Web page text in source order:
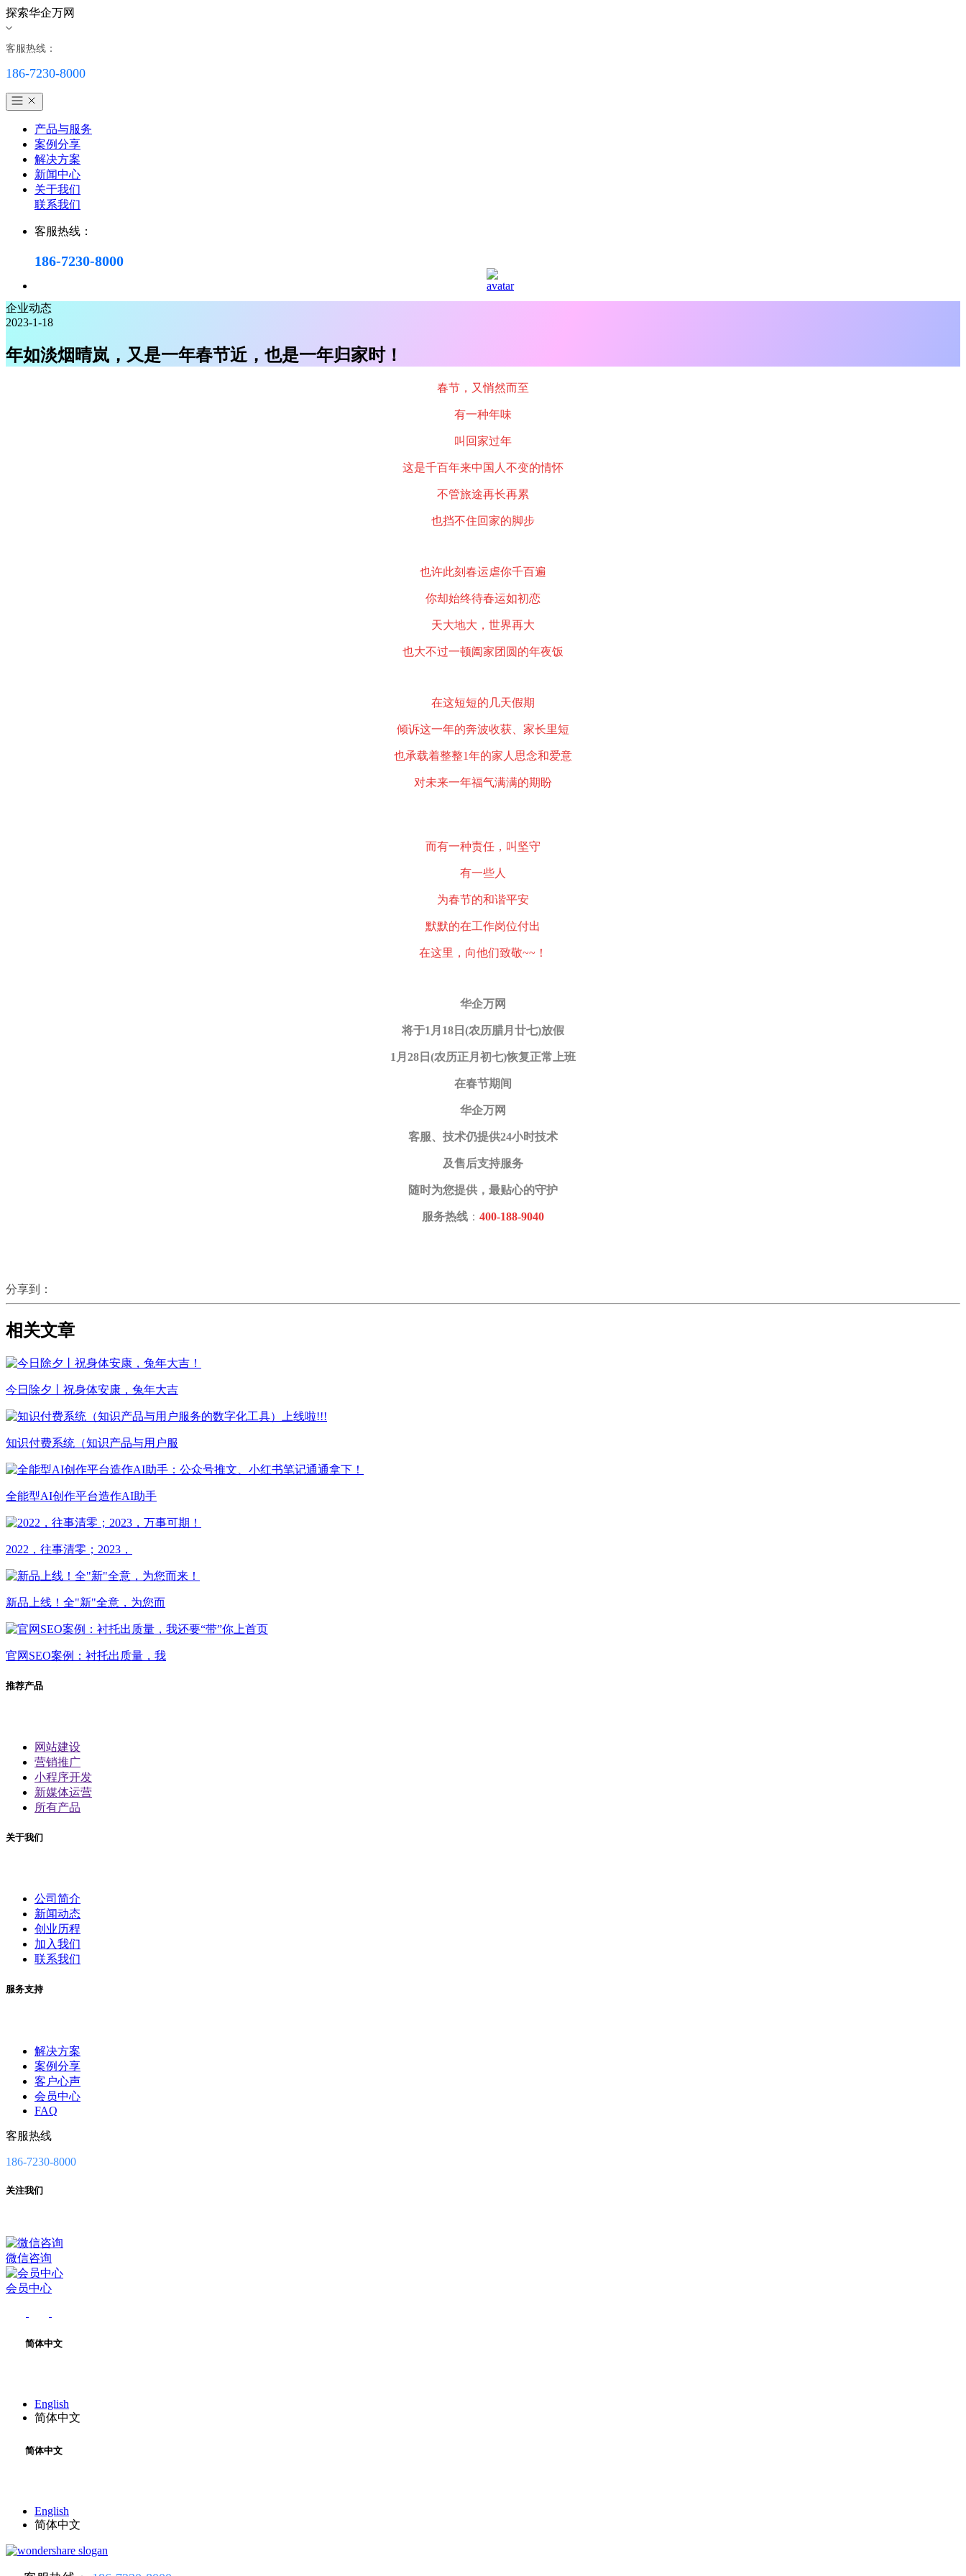
探索华企万网
客服热线：
186-7230-8000
产品与服务
案例分享
解决方案
新闻中心
关于我们
联系我们
客服热线：
186-7230-8000
企业动态
2023-1-18
年如淡烟晴岚，又是一年春节近，也是一年归家时！
春节，又悄然而至
有一种年味
叫回家过年
这是千百年来中国人不变的情怀
不管旅途再长再累
也挡不住回家的脚步
也许此刻春运虐你千百遍
你却始终待春运如初恋
天大地大，世界再大
也大不过一顿阖家团圆的年夜饭
在这短短的几天假期
倾诉这一年的奔波收获、家长里短
也承载着整整1年的家人思念和爱意
对未来一年福气满满的期盼
而有一种责任，叫坚守
有一些人
为春节的和谐平安
默默的在工作岗位付出
在这里，向他们致敬~~！
华企万网
将于1月18日(农历腊月廿七)放假
1月28日(农历正月初七)恢复正常上班
在春节期间
华企万网
客服、技术仍提供24小时技术
及售后支持服务
随时为您提供，最贴心的守护
服务热线 ： 400-188-9040
分享到：
相关文章
今日除夕丨祝身体安康，兔年大吉
知识付费系统（知识产品与用户服
全能型AI创作平台造作AI助手
2022，往事清零；2023，
新品上线！全"新"全意，为您而
官网SEO案例：衬托出质量，我
推荐产品
网站建设
营销推广
小程序开发
新媒体运营
所有产品
关于我们
公司简介
新闻动态
创业历程
加入我们
联系我们
服务支持
解决方案
案例分享
客户心声
会员中心
FAQ
客服热线
186-7230-8000
关注我们
微信咨询
会员中心
简体中文
English
简体中文
简体中文
English
简体中文